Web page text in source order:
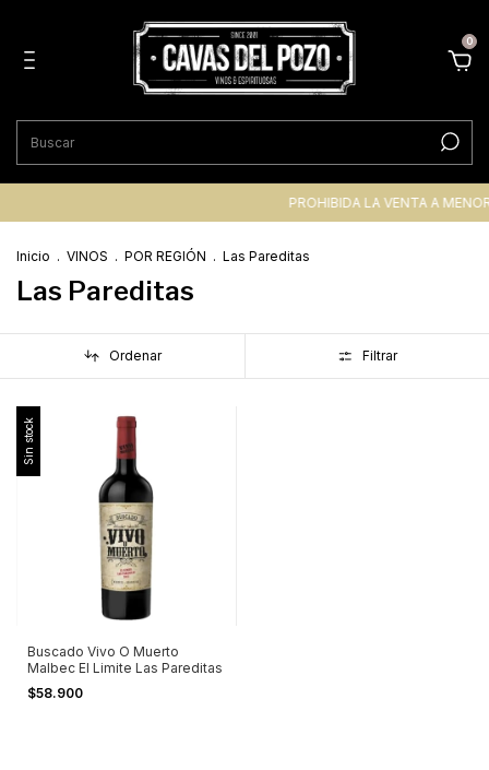
0
PROHIBIDA LA VENTA A
Inicio . VINOS . POR REGIÓN . Las Pareditas
Las Pareditas
Ordenar Filtrar
Sin stock
Buscado Vivo O Muerto
Malbec El Limite Las Pareditas
$58.900